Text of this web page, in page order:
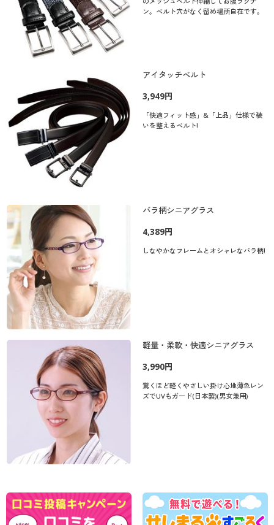
ン。ベルト穴がなく留め場所自在です。
アイタッチベルト
3,949円
「快適フィット感」&「上品」仕様で装
いを整えるベルト!
バラ柄シニアグラス
4,389円
しなやかなフレームとオシャレなバラ柄!
軽量・柔軟・快適シニアグラス
3,990円
驚くほど軽くやさしい掛け心地薄色レン
ズでUVもガード(日本製)(男女兼用)